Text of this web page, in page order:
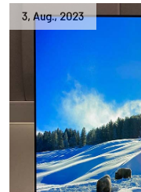
3, Aug.,2023